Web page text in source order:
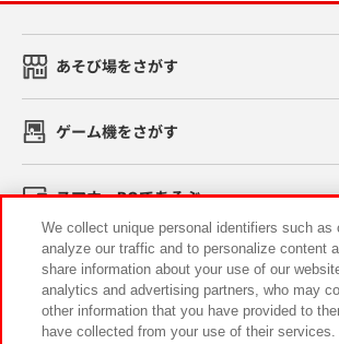
あそび場をさがす
ゲーム機をさがす
スマホ・PCであそぶ
イベント・キャンペーン
We collect unique personal identifiers such as
analyze our traffic and to personalize content
share information about your use of our
analytics and advertising partners, who may
other information that you have provided to
have collected from your use of their